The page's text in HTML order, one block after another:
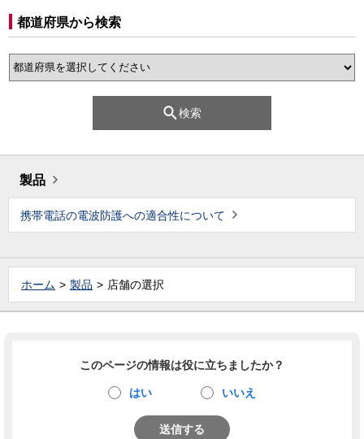
都道府県から検索
検索
製品
携帯電話の電波防護への適合性について
ホーム 製品 店舗の選択
このページの情報は役に立ちましたか？
はい いいえ
送信する